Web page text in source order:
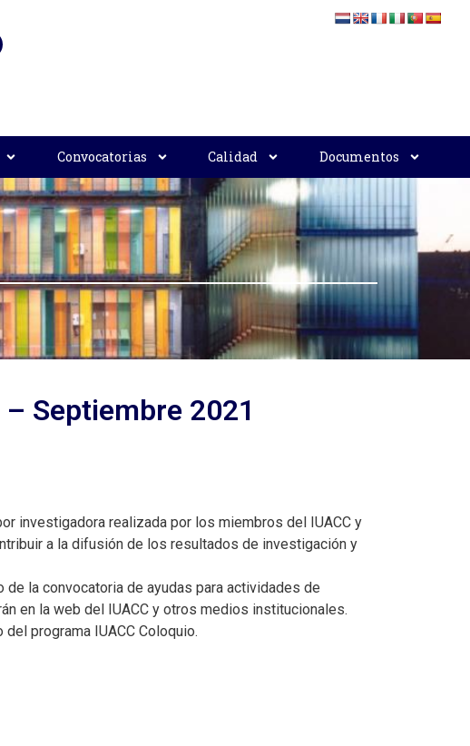
Convocatorias Calidad Documentos
Septiembre 2021
investigadora realizada por los miembros del IUACC y
a la difusión de los resultados de investigación y
de la convocatoria de ayudas para actividades de
en la web del IUACC y otros medios institucionales.
programa IUACC Coloquio.